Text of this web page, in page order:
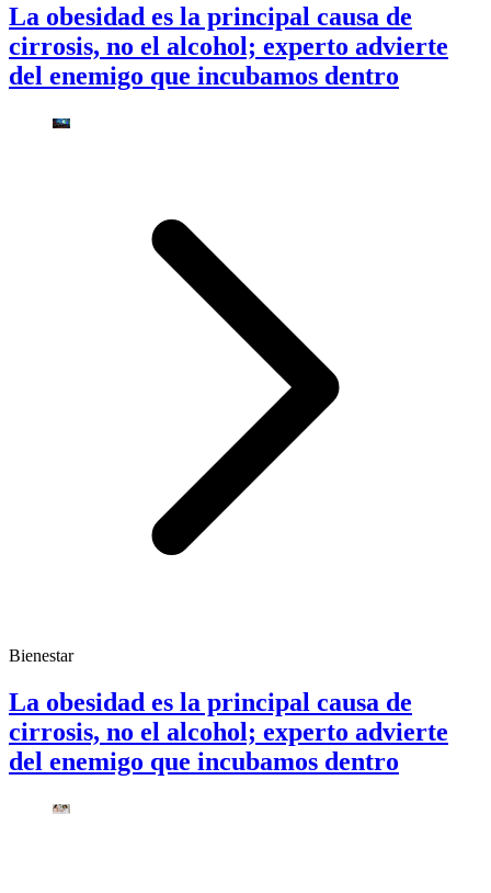
La obesidad es la principal causa de
cirrosis, no el alcohol; experto advierte
del enemigo que incubamos dentro
Bienestar
La obesidad es la principal causa de
cirrosis, no el alcohol; experto advierte
del enemigo que incubamos dentro